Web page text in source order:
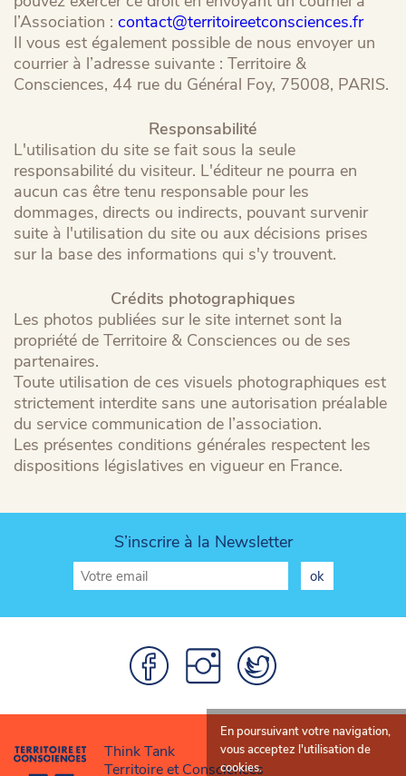
l’Association : contact@territoireetconsciences.fr
Il vous est également possible de nous envoyer un
courrier à l’adresse suivante : Territoire &
Consciences, 44 rue du Général Foy, 75008, PARIS.
Responsabilité
L'utilisation du site se fait sous la seule
responsabilité du visiteur. L'éditeur ne pourra en
aucun cas être tenu responsable pour les
dommages, directs ou indirects, pouvant survenir
suite à l'utilisation du site ou aux décisions prises
sur la base des informations qui s'y trouvent.
Crédits photographiques
Les photos publiées sur le site internet sont la
propriété de Territoire & Consciences ou de ses
partenaires.
Toute utilisation de ces visuels photographiques est
strictement interdite sans une autorisation préalable
du service communication de l’association.
Les présentes conditions générales respectent les
dispositions législatives en vigueur en France.
S’inscrire à la Newsletter
Think Tank
Territoire et Consciences
En poursuivant votre navigation,
vous acceptez l'utilisation de
cookies.